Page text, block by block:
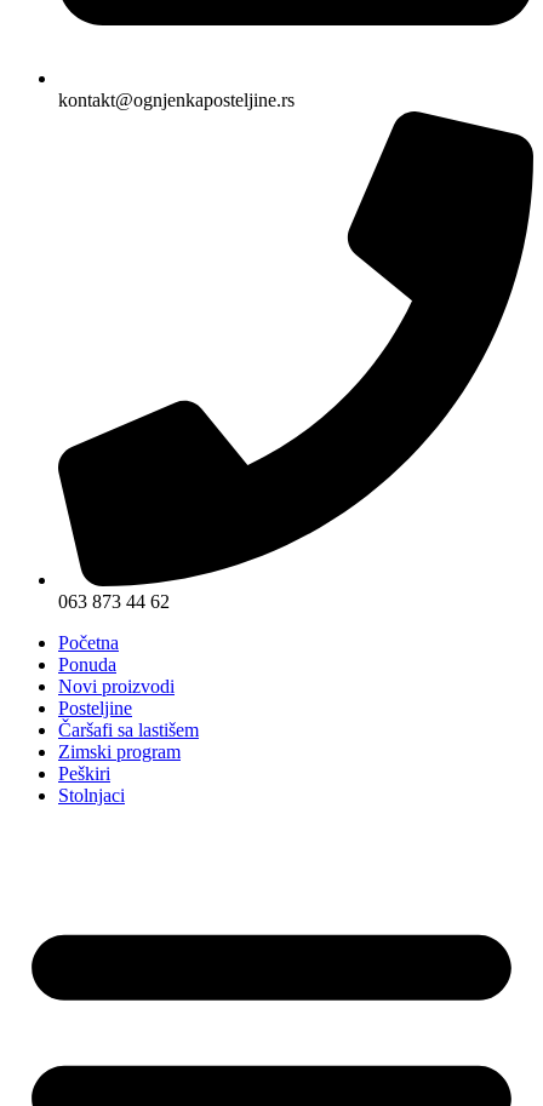
kontakt@ognjenkaposteljine.rs
063 873 44 62
Početna
Ponuda
Novi proizvodi
Posteljine
Čaršafi sa lastišem
Zimski program
Peškiri
Stolnjaci